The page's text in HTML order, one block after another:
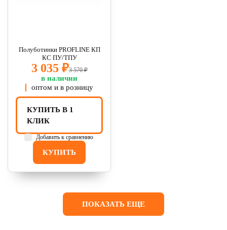
Полуботинки PROFLINE КП
КС ПУ/ТПУ
3 035 ₽3 570 ₽
в наличии
оптом и в розницу
КУПИТЬ
КУПИТЬ В 1
КЛИК
Добавить к сравнению
ПОКАЗАТЬ ЕЩЕ